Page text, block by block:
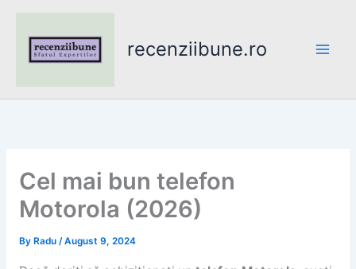
content
recenziibune.ro
Cel mai bun telefon
Motorola (2026)
By Radu /August 9, 2024